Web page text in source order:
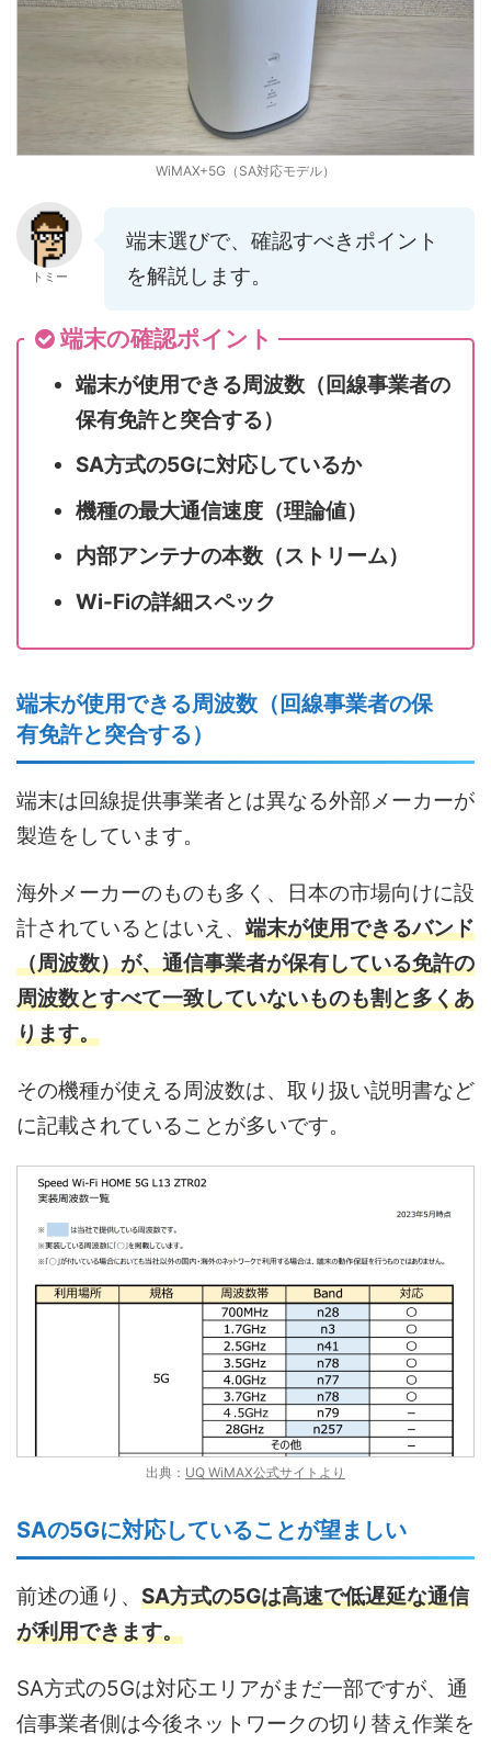
WiMAX+5G（SA対応モデル）
トミー
端末選びで、確認すべきポイント
を解説します。
端末の確認ポイント
端末が使用できる周波数（回線事業者の
保有免許と突合する）
SA方式の5Gに対応しているか
機種の最大通信速度（理論値）
内部アンテナの本数（ストリーム）
Wi-Fiの詳細スペック
端末が使用できる周波数（回線事業者の保
有免許と突合する）
端末は回線提供事業者とは異なる外部メーカーが
製造をしています。
海外メーカーのものも多く、日本の市場向けに設
計されているとはいえ、 端末が使用できるバンド
（周波数）が、通信事業者が保有している免許の
周波数とすべて一致していないものも割と多くあ
ります。
その機種が使える周波数は、取り扱い説明書など
に記載されていることが多いです。
出典： UQ WiMAX公式サイトより
SAの5Gに対応していることが望ましい
前述の通り、 SA方式の5Gは高速で低遅延な通信
が利用できます。
SA方式の5Gは対応エリアがまだ一部ですが、通
信事業者側は今後ネットワークの切り替え作業を